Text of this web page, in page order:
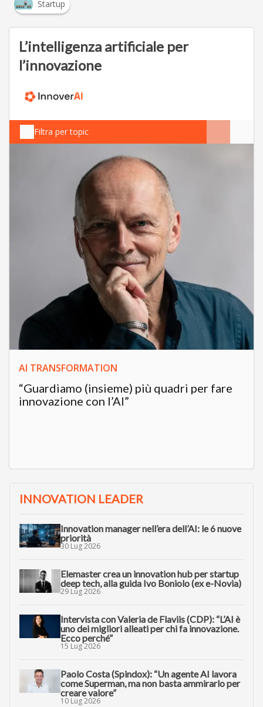
Startup
L’intelligenza artificiale per
l’innovazione
Filtra per topic
AI TRANSFORMATION
“Guardiamo (insieme) più quadri per fare
innovazione con l’AI”
INNOVATION LEADER
Innovation manager nell’era dell’AI: le 6 nuove
priorità
30 Lug 2026
Elemaster crea un innovation hub per startup
deep tech, alla guida Ivo Boniolo (ex e-Novia)
29 Lug 2026
Intervista con Valeria de Flaviis (CDP): “L’AI è
uno dei migliori alleati per chi fa innovazione.
Ecco perché”
15 Lug 2026
Paolo Costa (Spindox): “Un agente AI lavora
come Superman, ma non basta ammirarlo per
creare valore”
10 Lug 2026